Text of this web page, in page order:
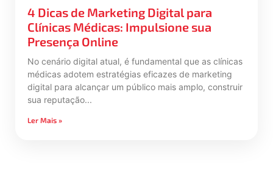
4 Dicas de Marketing Digital para
Clínicas Médicas: Impulsione sua
Presença Online
No cenário digital atual, é fundamental que as clínicas
médicas adotem estratégias eficazes de marketing
digital para alcançar um público mais amplo, construir
sua reputação
Ler Mais »